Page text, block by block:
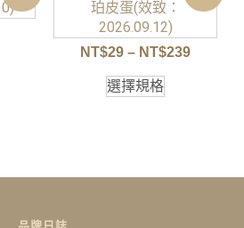
NT$29 – NT$239
選擇規格